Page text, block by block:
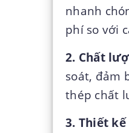
nhanh
phí so với
2. Chất
soát, đảm
thép chất
3. Thiết